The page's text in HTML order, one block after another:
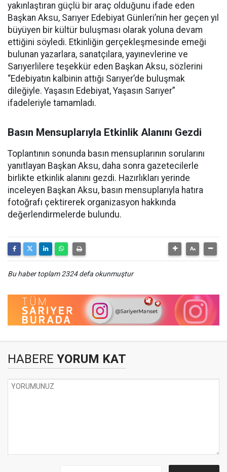
yakınlaştıran güçlü bir araç olduğunu ifade eden
Başkan Aksu, Sarıyer Edebiyat Günleri’nin her geçen yıl
büyüyen bir kültür buluşması olarak yoluna devam
ettiğini söyledi. Etkinliğin gerçekleşmesinde emeği
bulunan yazarlara, sanatçılara, yayınevlerine ve
Sarıyerlilere teşekkür eden Başkan Aksu, sözlerini
“Edebiyatın kalbinin attığı Sarıyer’de buluşmak
dileğiyle. Yaşasın Edebiyat, Yaşasın Sarıyer”
ifadeleriyle tamamladı.
Basın Mensuplarıyla Etkinlik Alanını Gezdi
Toplantının sonunda basın mensuplarının sorularını
yanıtlayan Başkan Aksu, daha sonra gazetecilerle
birlikte etkinlik alanını gezdi. Hazırlıkları yerinde
inceleyen Başkan Aksu, basın mensuplarıyla hatıra
fotoğrafı çektirerek organizasyon hakkında
değerlendirmelerde bulundu.
Bu haber toplam 2324 defa okunmuştur
HABERE YORUM KAT